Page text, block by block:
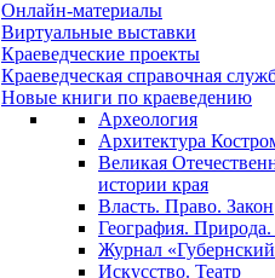
Онлайн-материалы
Виртуальные выставки
Краеведческие проекты
Краеведческая справочная
Новые книги по краеведению
Археология
Архитектура
Великая
истории края
Власть. Право. Закон
География.
Журнал
Искусство. Театр